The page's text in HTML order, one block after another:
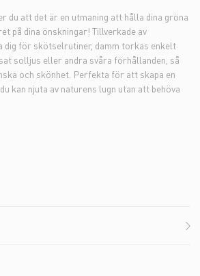
att det är en utmaning att hålla dina gröna
på dina önskningar! Tillverkade av
dig för skötselrutiner, damm torkas enkelt
solljus eller andra svåra förhållanden, så
och skönhet. Perfekta för att skapa en
kan njuta av naturens lugn utan att behöva